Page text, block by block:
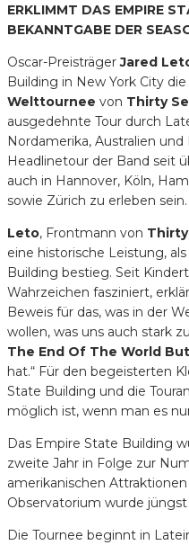
ERKLIMMT DAS EMPIRE
BEKANNTGABE DER
Oscar-PreisträgerJared
Building in New York City
Welttournee von Thirty
ausgedehnte Tour durch
Nordamerika, Australien
Headlinetour der Band seit
auch in Hannover, Köln,
sowie Zürich zu erleben sein.
Leto, Frontmann von
eine historische Leistung,
Building bestieg. Seit
Wahrzeichen fasziniert,
Beweis für das, was in der
wollen, was uns auch stark
The End Of The World
hat.“ Für den begeisterten
State Building und die
möglich ist, wenn man es
Das Empire State Building
zweite Jahr in Folge zur
amerikanischen
Observatorium wurde jüngst
Die Tournee beginnt in